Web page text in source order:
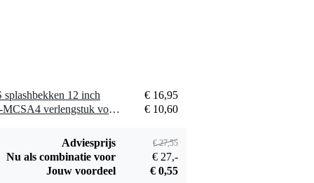
12 inch
€ 16,95
1 x Gibraltar Hardware SC-MCSA4 verlengstuk voor bekkenstatief
€ 10,60
Adviesprijs € 27,55
Nu als combinatie voor
€ 27,-
Jouw voordeel
€ 0,55